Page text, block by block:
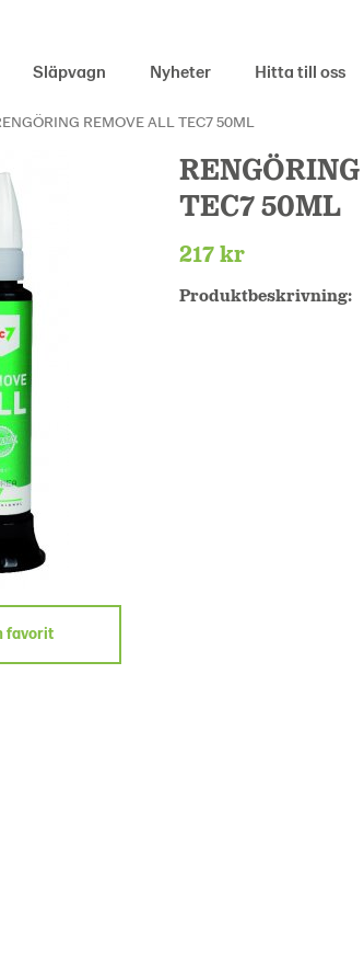
Släpvagn Nyheter Hitta till oss
REMOVE ALL TEC7 50ML
TEC7 50ML
217 kr
Produktbeskrivning:
favorit